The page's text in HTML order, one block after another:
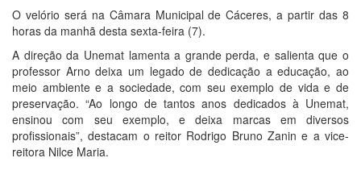
O velório será na Câmara Municipal de Cáceres, a partir das 8
horas da manhã desta sexta-feira (7).
A direção da Unemat lamenta a grande perda, e salienta que o
professor Arno deixa um legado de dedicação a educação, ao
meio ambiente e a sociedade, com seu exemplo de vida e de
preservação. “Ao longo de tantos anos dedicados à Unemat,
ensinou com seu exemplo, e deixa marcas em diversos
profissionais”, destacam o reitor Rodrigo Bruno Zanin e a vice-
reitora Nilce Maria.